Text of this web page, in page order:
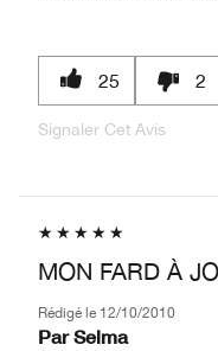
25 2
Signaler Cet Avis
MON FARD À
Rédigé le 12/10/2010
Par Selma